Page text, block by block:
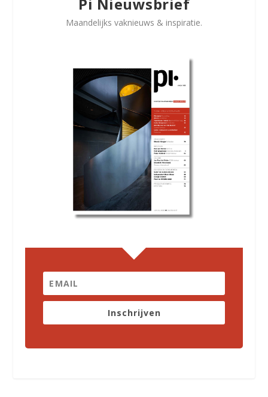
Pi Nieuwsbrief
Maandelijks vaknieuws & inspiratie.
Inschrijven